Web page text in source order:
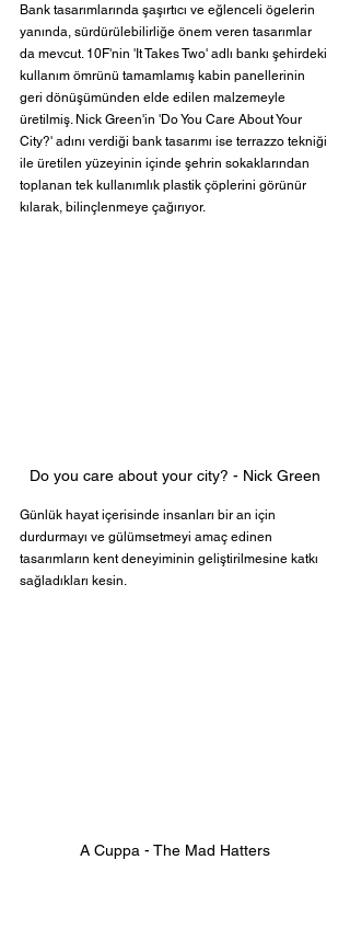
Bank tasarımlarında şaşırtıcı ve eğlenceli ögelerin
yanında, sürdürülebilirliğe önem veren tasarımlar
da mevcut. 10F'nin 'It Takes Two' adlı bankı şehirdeki
kullanım ömrünü tamamlamış kabin panellerinin
geri dönüşümünden elde edilen malzemeyle
üretilmiş. Nick Green'in 'Do You Care About Your
City?' adını verdiği bank tasarımı ise terrazzo tekniği
ile üretilen yüzeyinin içinde şehrin sokaklarından
toplanan tek kullanımlık plastik çöplerini görünür
kılarak, bilinçlenmeye çağırıyor.
Do you care about your city? - Nick Green
Günlük hayat içerisinde insanları bir an için
durdurmayı ve gülümsetmeyi amaç edinen
tasarımların kent deneyiminin geliştirilmesine katkı
sağladıkları kesin.
A Cuppa - The Mad Hatters